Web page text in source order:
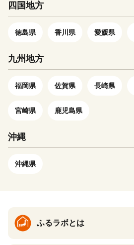
中はこの限りではございませ
書類・記入方法
tax.jp/about/onestop?footer 〇
町栄町三丁目３番９５号
津町政策課 ふるさと納税担
1月10日（必着）
き、
《お
四国地方
徳島県 香川県 愛媛県
九州地方
福岡県 佐賀県 長崎県
宮崎県 鹿児島県
沖縄
沖縄県
ふるラボとは